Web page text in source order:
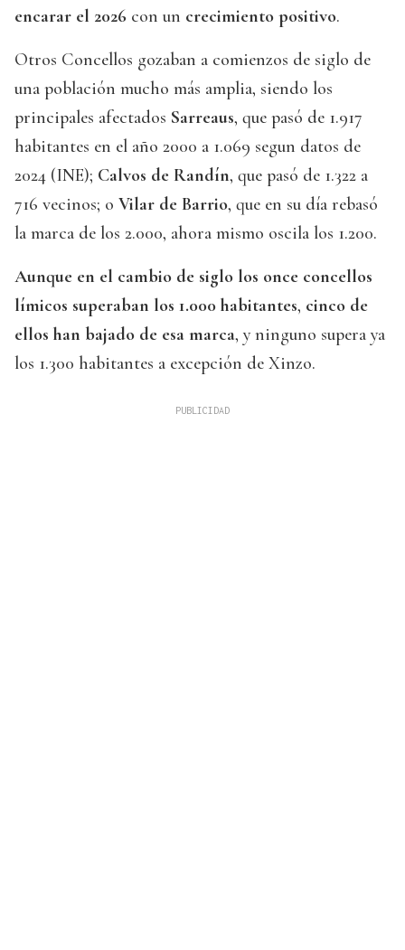
encarar el 2026 con un crecimiento positivo.
Otros Concellos gozaban a comienzos de siglo de
una población mucho más amplia, siendo los
principales afectados Sarreaus, que pasó de 1.917
habitantes en el año 2000 a 1.069 segun datos de
2024 (INE); Calvos de Randín, que pasó de 1.322 a
716 vecinos; o Vilar de Barrio, que en su día rebasó
la marca de los 2.000, ahora mismo oscila los 1.200.
Aunque en el cambio de siglo los once concellos
límicos superaban los 1.000 habitantes, cinco de
ellos han bajado de esa marca, y ninguno supera ya
los 1.300 habitantes a excepción de Xinzo.